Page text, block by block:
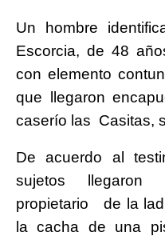
Un hombre
Escorcia, de 48
con elemento
que llegaron
caserío las Casitas,
De acuerdo al
sujetos llegaron
propietario de la
la cacha de una